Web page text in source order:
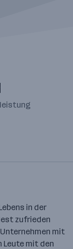
in der
zufrieden
Unternehmen mit
Leute mit den